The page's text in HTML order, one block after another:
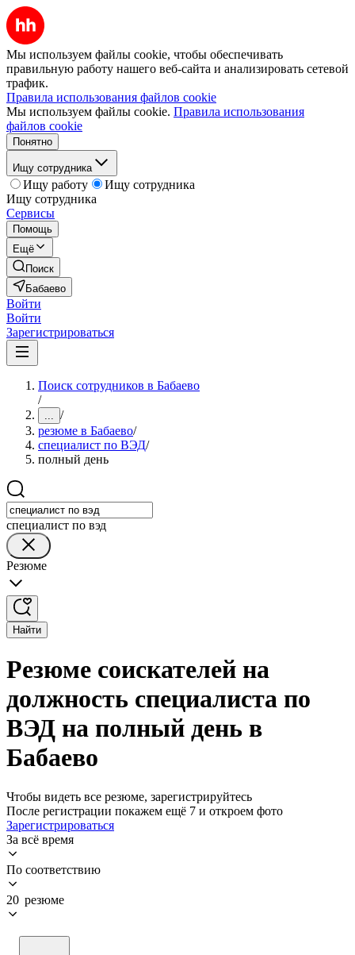
Мы используем файлы cookie, чтобы обеспечивать
правильную работу нашего веб-сайта и анализировать сетевой
трафик.
Правила использования файлов cookie
Мы используем файлы cookie. Правила использования
файлов cookie
Понятно
Ищу сотрудника
Ищу работу
Ищу сотрудника
Ищу сотрудника
Сервисы
Помощь
Ещё
Поиск
Бабаево
Войти
Войти
Зарегистрироваться
Поиск сотрудников в Бабаево
/
... /
резюме в Бабаево/
специалист по ВЭД/
полный день
специалист по вэд
Резюме
Найти
Резюме соискателей на
должность специалиста по
ВЭД на полный день в
Бабаево
Чтобы видеть все резюме, зарегистрируйтесь
После регистрации покажем ещё 7 и откроем фото
Зарегистрироваться
За всё время
По соответствию
20 резюме